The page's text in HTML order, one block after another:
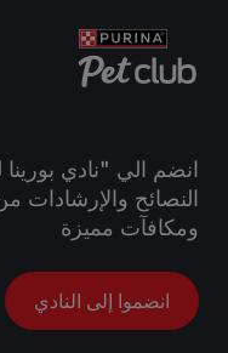
انضم الي "نادي
النصائح والإرشادات
ومكافآت مميزة
انضموا إلى النادي